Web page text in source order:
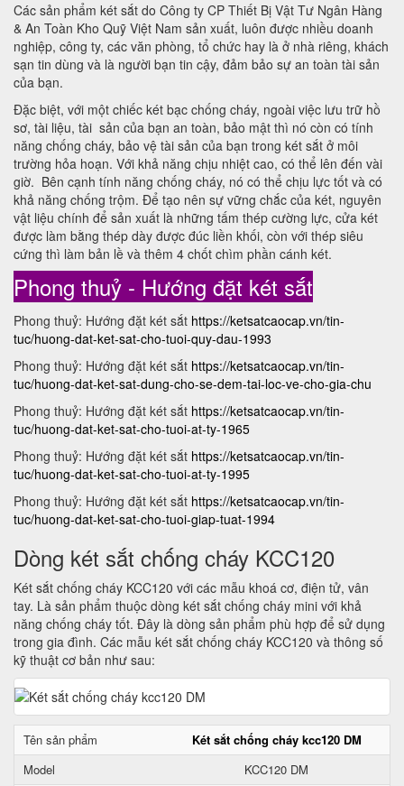
Các sản phẩm két sắt do Công ty CP Thiết Bị Vật Tư Ngân Hàng
& An Toàn Kho Quỹ Việt Nam sản xuất, luôn được nhiều doanh
nghiệp, công ty, các văn phòng, tổ chức hay là ở nhà riêng, khách
sạn tin dùng và là người bạn tin cậy, đảm bảo sự an toàn tài sản
của bạn.
Đặc biệt, với một chiếc két bạc chống cháy, ngoài việc lưu trữ hồ
sơ, tài liệu, tài sản của bạn an toàn, bảo mật thì nó còn có tính
năng chống cháy, bảo vệ tài sản của bạn trong két sắt ở môi
trường hỏa hoạn. Với khả năng chịu nhiệt cao, có thể lên đến vài
giờ. Bên cạnh tính năng chống cháy, nó có thể chịu lực tốt và có
khả năng chống trộm. Để tạo nên sự vững chắc của két, nguyên
vật liệu chính để sản xuất là những tấm thép cường lực, cửa két
được làm bằng thép dày được đúc liền khối, còn với thép siêu
cứng thì làm bản lề và thêm 4 chốt chìm phần cánh két.
Phong thuỷ - Hướng đặt két sắt
Phong thuỷ: Hướng đặt két sắt https://ketsatcaocap.vn/tin-
tuc/huong-dat-ket-sat-cho-tuoi-quy-dau-1993
Phong thuỷ: Hướng đặt két sắt https://ketsatcaocap.vn/tin-
tuc/huong-dat-ket-sat-dung-cho-se-dem-tai-loc-ve-cho-gia-chu
Phong thuỷ: Hướng đặt két sắt https://ketsatcaocap.vn/tin-
tuc/huong-dat-ket-sat-cho-tuoi-at-ty-1965
Phong thuỷ: Hướng đặt két sắt https://ketsatcaocap.vn/tin-
tuc/huong-dat-ket-sat-cho-tuoi-at-ty-1995
Phong thuỷ: Hướng đặt két sắt https://ketsatcaocap.vn/tin-
tuc/huong-dat-ket-sat-cho-tuoi-giap-tuat-1994
Dòng két sắt chống cháy KCC120
Két sắt chống cháy KCC120 với các mẫu khoá cơ, điện tử, vân
tay. Là sản phẩm thuộc dòng két sắt chống cháy mini với khả
năng chống cháy tốt. Đây là dòng sản phẩm phù hợp để sử dụng
trong gia đình. Các mẫu két sắt chống cháy KCC120 và thông số
kỹ thuật cơ bản như sau:
Tên sản phẩm
Két sắt chống cháy kcc120 DM
Model
KCC120 DM